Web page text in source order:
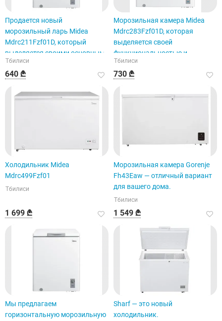
Продается новый
морозильный ларь Midea
Mdrc211Fzf01D, который
выделяется своими основными
характеристиками.
Тбилиси
640 ₾
Морозильная камера Midea
Mdrc283Fzf01D, которая
выделяется своей
функциональностью и
возможностями.
Тбилиси
730 ₾
Холодильник Midea
Mdrc499Fzf01
Тбилиси
1 699 ₾
Морозильная камера Gorenje
Fh43Eaw — отличный вариант
для вашего дома.
Тбилиси
1 549 ₾
Мы предлагаем
горизонтальную морозильную
Sharf — это новый
холодильник.